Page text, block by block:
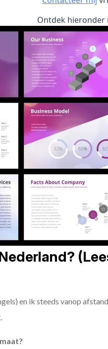
Ontdek hieronder
en ik steeds vanop
.